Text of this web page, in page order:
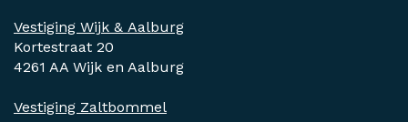
Vestiging Wijk & Aalburg
Kortestraat 20
4261 AA Wijk en Aalburg
Vestiging Zaltbommel